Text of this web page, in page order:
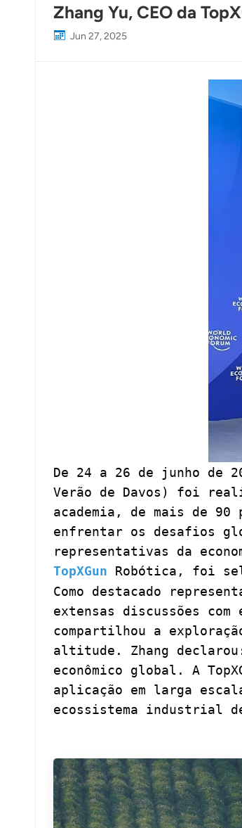
Zhang Yu, CEO da
Jun 27, 2025
De 24 a 26 de junho de
Verão de Davos) foi
academia, de mais de
enfrentar os desafios
representativas da
TopXGun Robótica, foi
Como destacado
extensas discussões
compartilhou a
altitude. Zhang
econômico global. A
aplicação em larga
ecossistema industrial